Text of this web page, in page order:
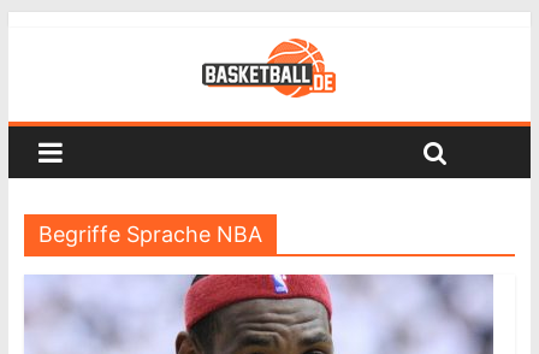
Begriffe Sprache NBA